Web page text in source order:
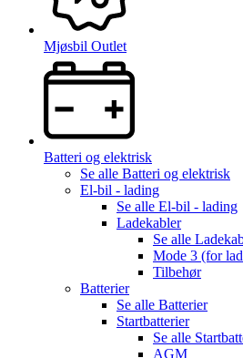
Mjøsbil Outlet
Batteri og elektrisk
Se alle Batteri og elektrisk
El-bil - lading
Se alle El-bil - lading
Ladekabler
Se alle
Mode 3 (for
Tilbehør
Batterier
Se alle Batterier
Startbatterier
Se alle
AGM